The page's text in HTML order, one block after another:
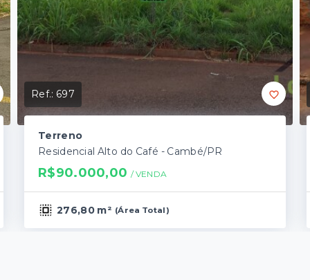
Ref.: 697
Terreno
Residencial Alto do Café - Cambé/PR
R$90.000,00 / VENDA
276,80 m² (Área Total)